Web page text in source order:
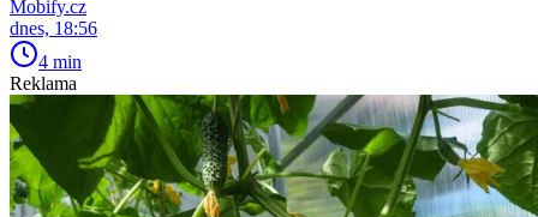
Mobify.cz
dnes, 18:56
4 min
Reklama